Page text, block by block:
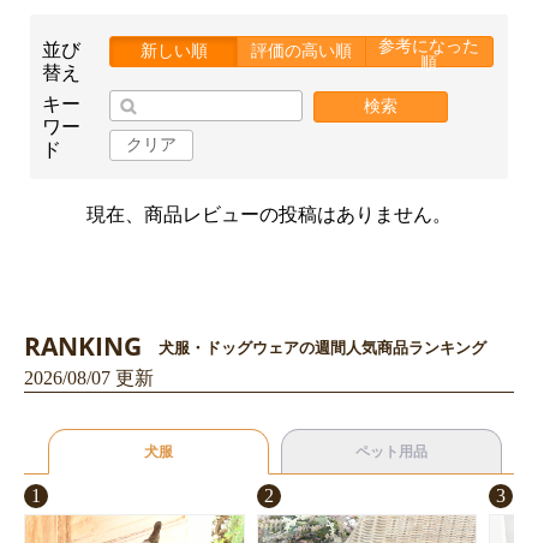
お買い物を続ける カートへ進む
並び
替え
新しい順 評価の高い順
参考になった
順
キー
ワー
ド
検索
クリア
現在、商品レビューの投稿はありません。
RANKING 犬服・ドッグウェアの週間人気商品ランキング
2026/08/07 更新
犬服 ペット用品
1 2 3